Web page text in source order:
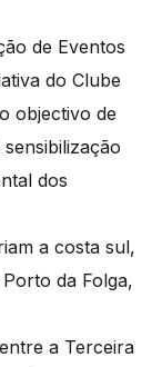
de Eventos
do Clube
objectivo de
dos
a costa sul,
da Folga,
a Terceira